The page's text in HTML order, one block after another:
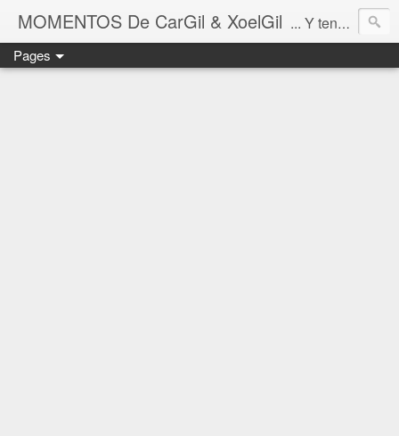
MOMENTOS De CarGil & XoelGil ... Y tengan cuidado ahí fuera, por favor.
Pages